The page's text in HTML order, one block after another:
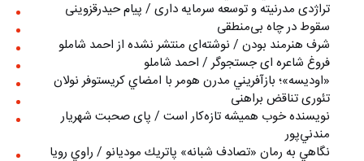
تراژدی مدرنیته و توسعه سرمایه داری / پیام حیدرقزوینی
سقوط در چاه بی‌منطقی
شرف هنرمند بودن / نوشته‌ای منتشر نشده از احمد شاملو
فروغ شاعره ای جستجوگر / احمد شاملو
«اوديسه»؛ بازآفريني مدرن هومر با امضاي كريستوفر نولان
تئوری تناقض براهنی
نويسنده خوب هميشه تازه‌كار است / پای صحبت شهريار
مندني‌پور
نگاهي به رمان «تصادف شبانه» پاتريك موديانو / راوي رويا